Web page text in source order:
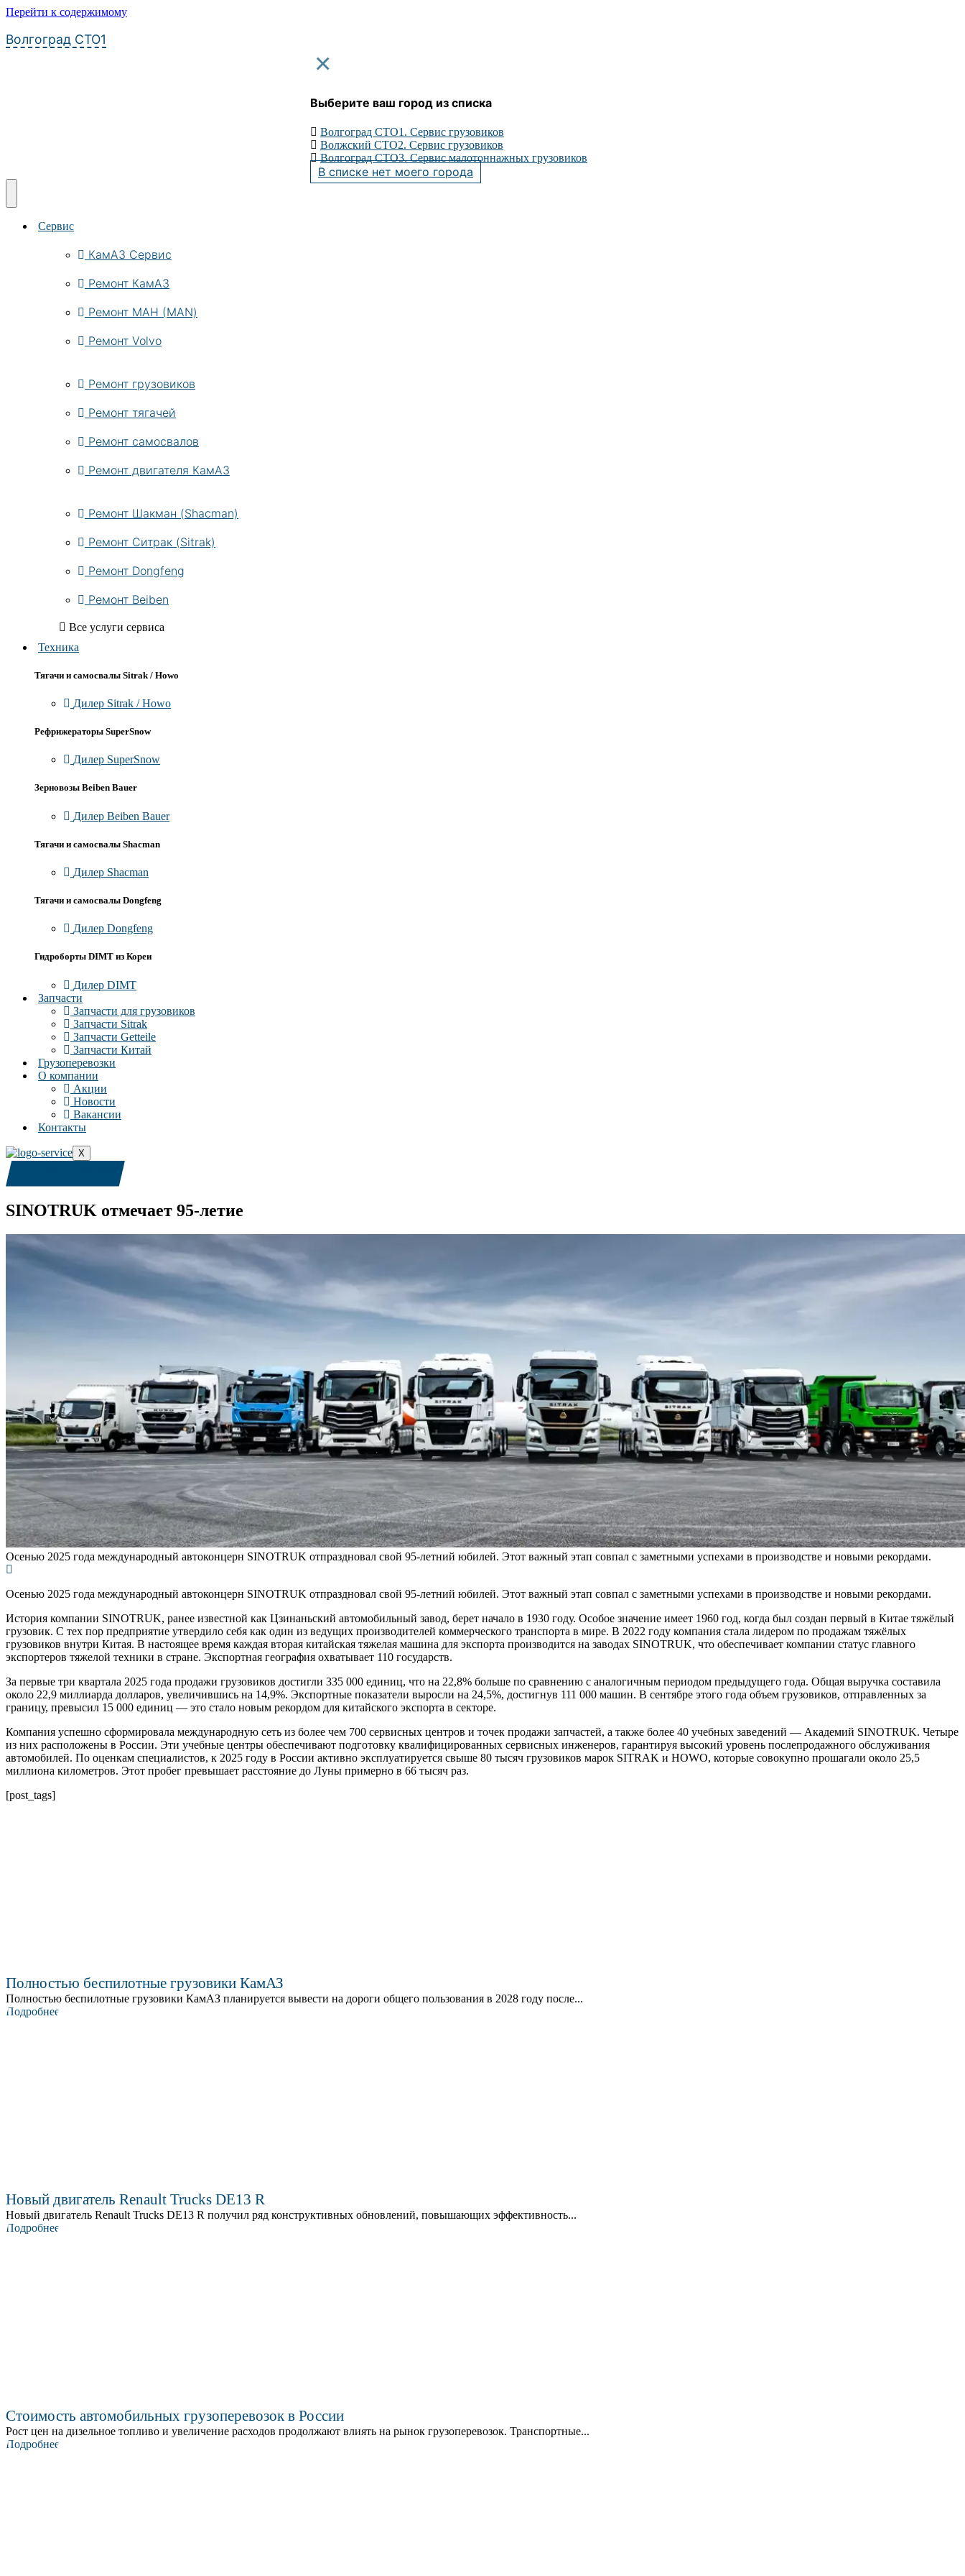
Перейти к содержимому
Волгоград СТО1
×
Выберите ваш город из списка
Волгоград СТО1. Сервис грузовиков
Волжский СТО2. Сервис грузовиков
Волгоград СТО3. Сервис малотоннажных грузовиков
В списке нет моего города
Сервис
КамАЗ Сервис
Ремонт КамАЗ
Ремонт МАН (MAN)
Ремонт Volvo
Ремонт грузовиков
Ремонт тягачей
Ремонт самосвалов
Ремонт двигателя КамАЗ
Ремонт Шакман (Shacman)
Ремонт Ситрак (Sitrak)
Ремонт Dongfeng
Ремонт Beiben
Все услуги сервиса
Техника
Тягачи и самосвалы Sitrak / Howo
Дилер Sitrak / Howo
Рефрижераторы SuperSnow
Дилер SuperSnow
Зерновозы Beiben Bauer
Дилер Beiben Bauer
Тягачи и самосвалы Shacman
Дилер Shacman
Тягачи и самосвалы Dongfeng
Дилер Dongfeng
Гидроборты DIMT из Кореи
Дилер DIMT
Запчасти
Запчасти для грузовиков
Запчасти Sitrak
Запчасти Getteile
Запчасти Китай
Грузоперевозки
О компании
Акции
Новости
Вакансии
Контакты
X
+7 (909) 380-4040
SINOTRUK отмечает 95-летие
Осенью 2025 года международный автоконцерн SINOTRUK отпраздновал свой 95-летний юбилей. Этот важный этап совпал с заметными успехами в производстве и новыми рекордами.
Осенью 2025 года международный автоконцерн SINOTRUK отпраздновал свой 95-летний юбилей. Этот важный этап совпал с заметными успехами в производстве и новыми рекордами.
История компании SINOTRUK, ранее известной как Цзинаньский автомобильный завод, берет начало в 1930 году. Особое значение имеет 1960 год, когда был создан первый в Китае тяжёлый
грузовик. С тех пор предприятие утвердило себя как один из ведущих производителей коммерческого транспорта в мире. В 2022 году компания стала лидером по продажам тяжёлых
грузовиков внутри Китая. В настоящее время каждая вторая китайская тяжелая машина для экспорта производится на заводах SINOTRUK, что обеспечивает компании статус главного
экспортеров тяжелой техники в стране. Экспортная география охватывает 110 государств.
За первые три квартала 2025 года продажи грузовиков достигли 335 000 единиц, что на 22,8% больше по сравнению с аналогичным периодом предыдущего года. Общая выручка составила
около 22,9 миллиарда долларов, увеличившись на 14,9%. Экспортные показатели выросли на 24,5%, достигнув 111 000 машин. В сентябре этого года объем грузовиков, отправленных за
границу, превысил 15 000 единиц — это стало новым рекордом для китайского экспорта в секторе.
Компания успешно сформировала международную сеть из более чем 700 сервисных центров и точек продажи запчастей, а также более 40 учебных заведений — Академий SINOTRUK. Четыре
из них расположены в России. Эти учебные центры обеспечивают подготовку квалифицированных сервисных инженеров, гарантируя высокий уровень послепродажного обслуживания
автомобилей. По оценкам специалистов, к 2025 году в России активно эксплуатируется свыше 80 тысяч грузовиков марок SITRAK и HOWO, которые совокупно прошагали около 25,5
миллиона километров. Этот пробег превышает расстояние до Луны примерно в 66 тысяч раз.
[post_tags]
Полностью беспилотные грузовики КамАЗ
Полностью беспилотные грузовики КамАЗ планируется вывести на дороги общего пользования в 2028 году после...
Подробнее
Новый двигатель Renault Trucks DE13 R
Новый двигатель Renault Trucks DE13 R получил ряд конструктивных обновлений, повышающих эффективность...
Подробнее
Стоимость автомобильных грузоперевозок в России
Рост цен на дизельное топливо и увеличение расходов продолжают влиять на рынок грузоперевозок. Транспортные...
Подробнее